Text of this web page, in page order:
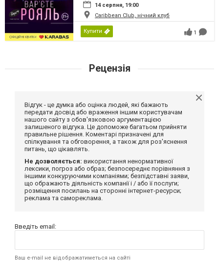
14 серпня, 19:00
Caribbean Club, нічний клуб
Купити 1
Рецензія
Відгук - це думка або оцінка людей, які бажають
передати досвід або враження іншим користувачам
нашого сайту з обов'язковою аргументацією
залишеного відгука. Це допоможе багатьом прийняти
правильне рішення. Коментарі призначені для
спілкування та обговорення, а також для роз'яснення
питань, що цікавлять.
Не дозволяється: використання ненормативної
лексики, погроз або образ; безпосереднє порівняння з
іншими конкуруючими компаніями; безпідставні заяви,
що ображають діяльність компанії і / або її послуги;
розміщення посилань на сторонні інтернет-ресурси;
реклама та самореклама.
Введіть email:
Ваш e-mail не відображатиметься на сайті